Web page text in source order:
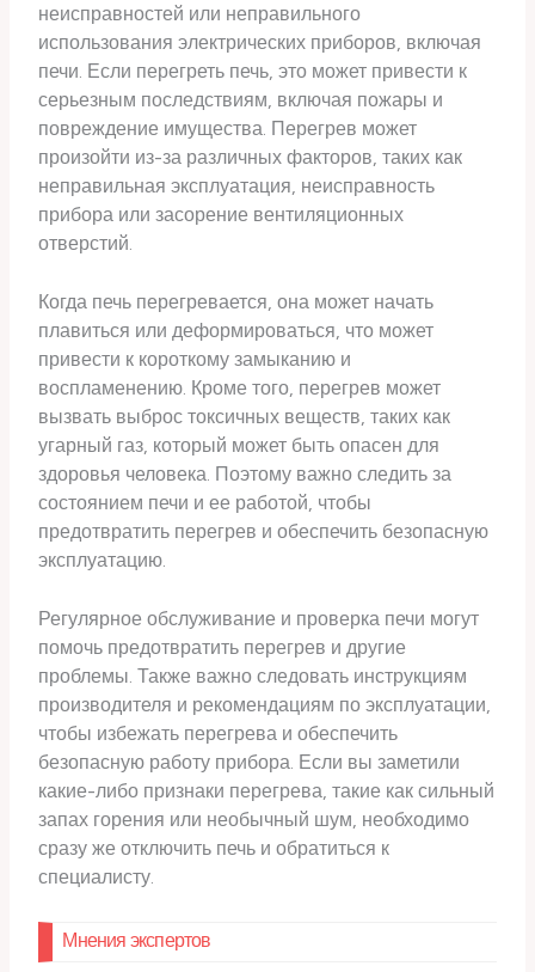
неисправностей или неправильного
использования электрических приборов, включая
печи. Если перегреть печь, это может привести к
серьезным последствиям, включая пожары и
повреждение имущества. Перегрев может
произойти из-за различных факторов, таких как
неправильная эксплуатация, неисправность
прибора или засорение вентиляционных
отверстий.
Когда печь перегревается, она может начать
плавиться или деформироваться, что может
привести к короткому замыканию и
воспламенению. Кроме того, перегрев может
вызвать выброс токсичных веществ, таких как
угарный газ, который может быть опасен для
здоровья человека. Поэтому важно следить за
состоянием печи и ее работой, чтобы
предотвратить перегрев и обеспечить безопасную
эксплуатацию.
Регулярное обслуживание и проверка печи могут
помочь предотвратить перегрев и другие
проблемы. Также важно следовать инструкциям
производителя и рекомендациям по эксплуатации,
чтобы избежать перегрева и обеспечить
безопасную работу прибора. Если вы заметили
какие-либо признаки перегрева, такие как сильный
запах горения или необычный шум, необходимо
сразу же отключить печь и обратиться к
специалисту.
Мнения экспертов